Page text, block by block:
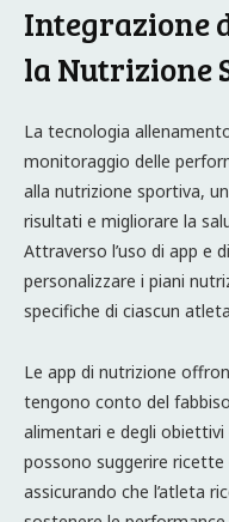
Integrazione
la Nutrizione
La tecnologia
monitoraggio delle
alla nutrizione sportiva,
risultati e migliorare la
Attraverso l’uso di app e
personalizzare i piani
specifiche di ciascun
Le app di nutrizione
tengono conto del
alimentari e degli
possono suggerire
assicurando che l’atleta